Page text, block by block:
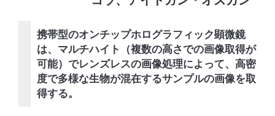
携帯型のオンチップホログラフィック顕微鏡
は、マルチハイト（複数の高さでの画像取得が
可能）でレンズレスの画像処理によって、高密
度で多様な生物が混在するサンプルの画像を取
得する。